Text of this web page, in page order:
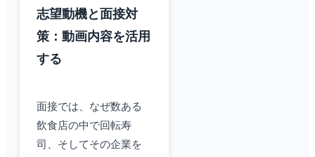
志望動機と面接対
策：動画内容を活用
する
面接では、なぜ数ある
飲食店の中で回転寿
司、そしてその企業を